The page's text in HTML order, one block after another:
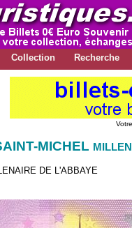
Collection Recherche
MICHEL
DE L'ABBAYE